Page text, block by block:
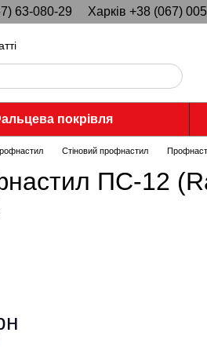
63-080-29 Харків +38 (067)
покрівля
Стіновий профнастил
ПС-12